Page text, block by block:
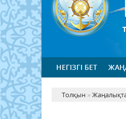
НЕГІЗГІ БЕТ
Толқын »